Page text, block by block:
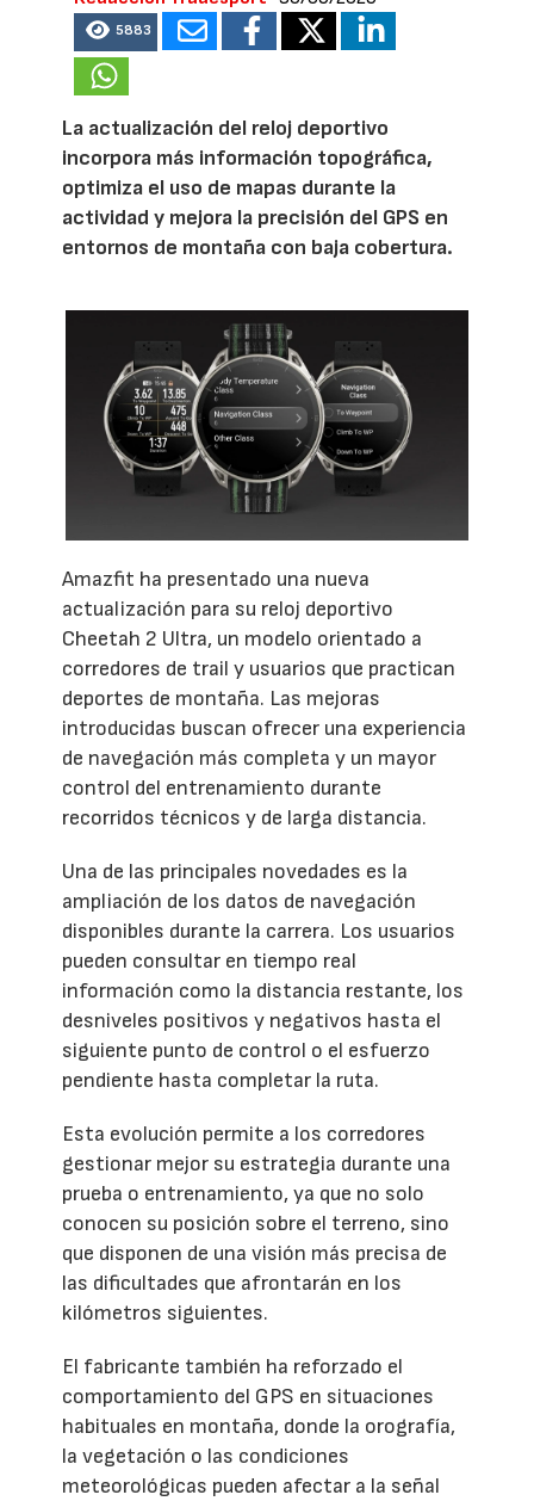
5883
La actualización del reloj deportivo
incorpora más información topográfica,
optimiza el uso de mapas durante la
actividad y mejora la precisión del GPS en
entornos de montaña con baja cobertura.
Amazfit ha presentado una nueva
actualización para su reloj deportivo
Cheetah 2 Ultra, un modelo orientado a
corredores de trail y usuarios que practican
deportes de montaña. Las mejoras
introducidas buscan ofrecer una experiencia
de navegación más completa y un mayor
control del entrenamiento durante
recorridos técnicos y de larga distancia.
Una de las principales novedades es la
ampliación de los datos de navegación
disponibles durante la carrera. Los usuarios
pueden consultar en tiempo real
información como la distancia restante, los
desniveles positivos y negativos hasta el
siguiente punto de control o el esfuerzo
pendiente hasta completar la ruta.
Esta evolución permite a los corredores
gestionar mejor su estrategia durante una
prueba o entrenamiento, ya que no solo
conocen su posición sobre el terreno, sino
que disponen de una visión más precisa de
las dificultades que afrontarán en los
kilómetros siguientes.
El fabricante también ha reforzado el
comportamiento del GPS en situaciones
habituales en montaña, donde la orografía,
la vegetación o las condiciones
meteorológicas pueden afectar a la señal